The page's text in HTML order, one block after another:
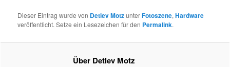
Dieser Eintrag wurde von Detlev MotzunterFotoszene,Hardware
veröffentlicht. Setze ein Lesezeichen für den Permalink.
Über Detlev Motz